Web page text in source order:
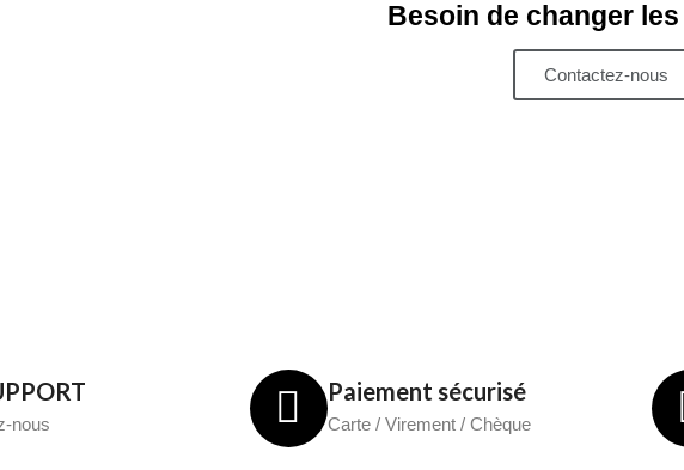
Besoin de changer
Contactez-nous
nous
Paiement sécurisé
Carte / Virement / Chèque